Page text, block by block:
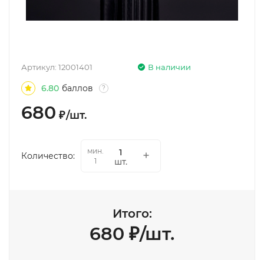
В наличии
Артикул: 12001401
6.80 баллов ?
680 ₽/шт.
Количество:
мин.
1
шт.
Итого:
680 ₽/шт.